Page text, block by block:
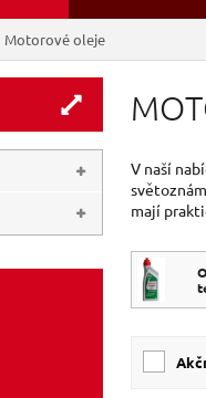
Motorové oleje
129 Kč
V naší
mají